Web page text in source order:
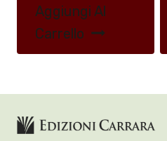
Aggiungi Al
Carrello